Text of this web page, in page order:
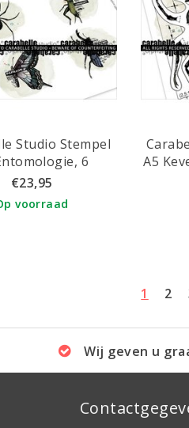
Studio Stempel
6
#1 van Alexi
€23,95
voorraad
A5
1 2
Wij geven u